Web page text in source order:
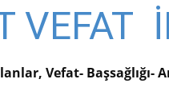
VEFAT
Vefat- Başsağlığı-